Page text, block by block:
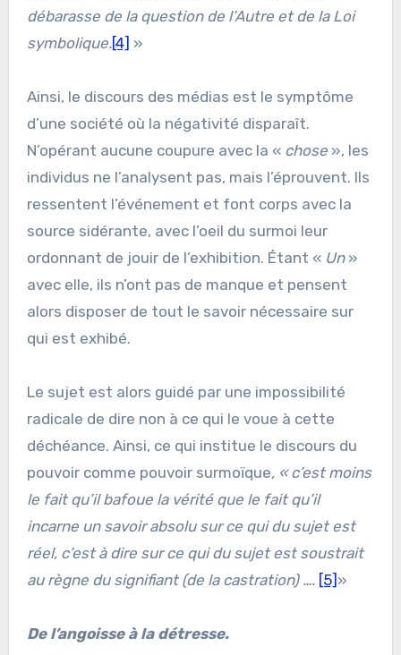
débarasse de la question de l’Autre et de la Loi
symbolique.[4] »
Ainsi, le discours des médias est le symptôme
d’une société où la négativité disparaît.
N’opérant aucune coupure avec la « chose », les
individus ne l’analysent pas, mais l’éprouvent. Ils
ressentent l’événement et font corps avec la
source sidérante, avec l’oeil du surmoi leur
ordonnant de jouir de l’exhibition. Étant « Un»
avec elle, ils n’ont pas de manque et pensent
alors disposer de tout le savoir nécessaire sur
qui est exhibé.
Le sujet est alors guidé par une impossibilité
radicale de dire non à ce qui le voue à cette
déchéance. Ainsi, ce qui institue le discours du
pouvoir comme pouvoir surmoïque, « c’est moins
le fait qu’il bafoue la vérité que le fait qu’il
incarne un savoir absolu sur ce qui du sujet est
réel, c’est à dire sur ce qui du sujet est soustrait
au règne du signifiant (de la castration) …. [5] »
De l’angoisse à la détresse.